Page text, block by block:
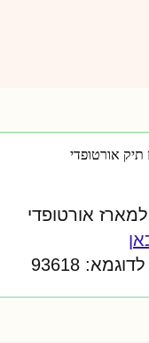
תיק אורטופדי
אורטופדי
93618